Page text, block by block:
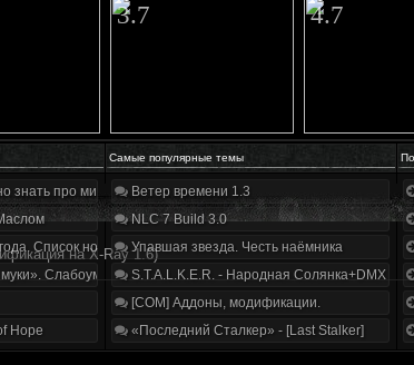
3.7 4.7
Самые популярные темы
знать про мир, геймплей и сюжет | Разбор трейлера
Список нововведений
Слабоумие и отвага
Hope
Ветер времени 1.3
NLC 7 Build 3.0
Упавшая звезда. Честь наёмника
S.T.A.L.K.E.R. - Народная Солянка+DMX
[COM] Аддоны, модификации.
«Последний Сталкер» - [Last Stalker]
на X-Ray 1.6)